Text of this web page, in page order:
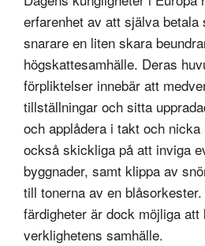
erfarenhet av att själva
snarare en liten skara
högskattesamhälle. Deras
förpliktelser innebär att
tillställningar och sitta
och applådera i takt och
också skickliga på att inviga
byggnader, samt klippa av
till tonerna av en
färdigheter är dock möjliga att
verklighetens samhälle.